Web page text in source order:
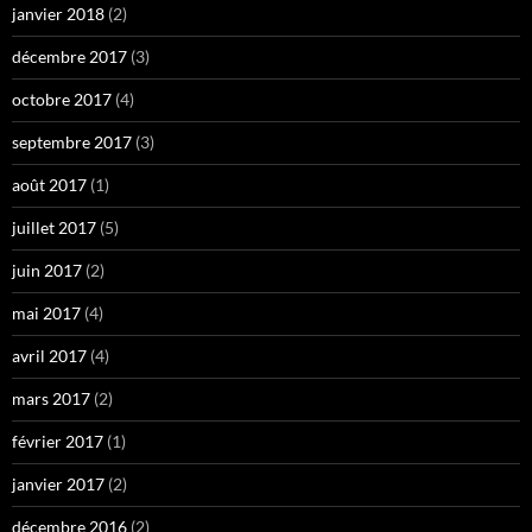
janvier 2018 (2)
décembre 2017 (3)
octobre 2017 (4)
septembre 2017 (3)
août 2017 (1)
juillet 2017 (5)
juin 2017 (2)
mai 2017 (4)
avril 2017 (4)
mars 2017 (2)
février 2017 (1)
janvier 2017 (2)
décembre 2016 (2)